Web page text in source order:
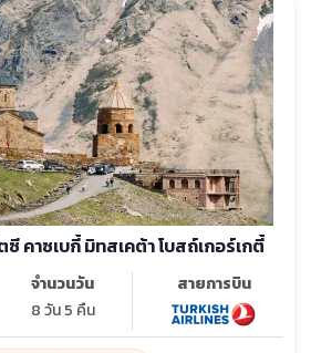
คาซเบกี้ มิทสเคต้า โบสถ์เกอร์เกตี้
จำนวนวัน
8 วัน 5 คืน
สายการบิน